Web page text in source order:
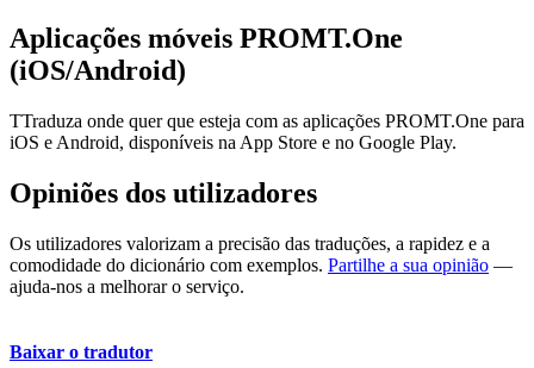
Aplicações móveis PROMT.One
(iOS/Android)
TTraduza onde quer que esteja com as aplicações PROMT.One para
iOS e Android, disponíveis na App Store e no Google Play.
Opiniões dos utilizadores
Os utilizadores valorizam a precisão das traduções, a rapidez e a
comodidade do dicionário com exemplos. Partilhe a sua opinião —
ajuda-nos a melhorar o serviço.
Baixar o tradutor